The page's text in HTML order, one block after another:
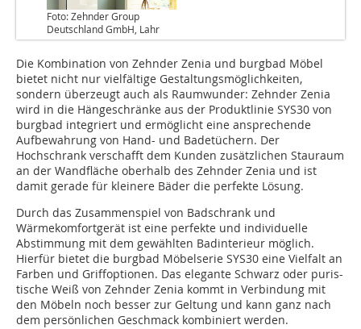
Foto: Zehnder Group
Deutschland GmbH, Lahr
Die Kombination von Zehnder Zenia und burgbad Möbel
bietet nicht nur vielfältige Gestaltungsmöglichkeiten,
sondern überzeugt auch als Raumwunder: Zehnder Zenia
wird in die Hängeschränke aus der Produktlinie SYS30 von
burgbad integriert und ermöglicht eine ansprechende
Aufbewahrung von Hand- und Badetüchern. Der
Hochschrank verschafft dem Kunden zusätzlichen Stauraum
an der Wandfläche oberhalb des Zehnder Zenia und ist
damit gerade für kleinere Bäder die perfekte Lösung.
Durch das Zusammenspiel von Badschrank und
Wärmekomfortgerät ist eine perfekte und individuelle
Abstimmung mit dem gewählten Badinterieur möglich.
Hierfür bietet die burgbad Möbelserie SYS30 eine Vielfalt an
Farben und Griffoptionen. Das elegante Schwarz oder puris-
tische Weiß von Zehnder Zenia kommt in Verbindung mit
den Möbeln noch besser zur Geltung und kann ganz nach
dem persönlichen Geschmack kombiniert werden.